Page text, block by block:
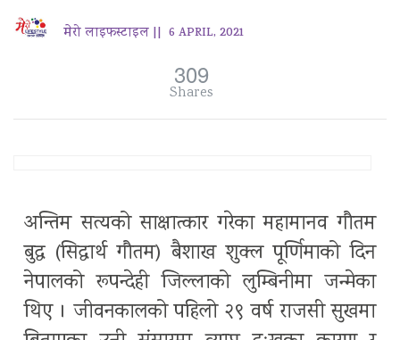
मेरो लाइफस्टाइल || 6 APRIL, 2021
309
Shares
अन्तिम सत्यको साक्षात्कार गरेका महामानव गौतम
बुद्ध (सिद्धार्थ गौतम) बैशाख शुक्ल पूर्णिमाको दिन
नेपालको रूपन्देही जिल्लाको लुम्बिनीमा जन्मेका
थिए । जीवनकालको पहिलो २९ वर्ष राजसी सुखमा